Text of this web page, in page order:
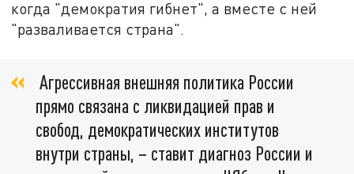
когда "демократия гибнет", а вместе с ней
"разваливается страна".
Агрессивная внешняя политика России
прямо связана с ликвидацией прав и
свобод, демократических институтов
внутри страны, – ставит диагноз России и